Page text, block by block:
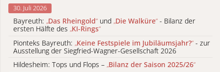
30. Juli 2026
Bayreuth: „Das Rheingold“ und „Die Walküre“ - Bilanz der
ersten Hälfte des „KI-Rings“
Pionteks Bayreuth: „Keine Festspiele im Jubiläumsjahr?“ - zur
Ausstellung der Siegfried-Wagner-Gesellschaft 2026
Hildesheim: Tops und Flops – „Bilanz der Saison 2025/26“